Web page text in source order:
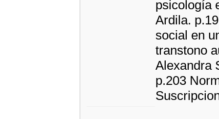
psicología
Ardila.
social en
transtono
Alexandra
p.203